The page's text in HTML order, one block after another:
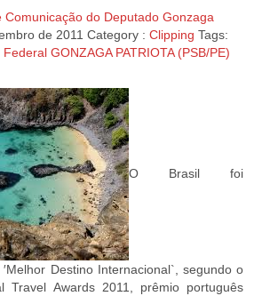
Comunicação do Deputado Gonzaga
de 2011 Category : Clipping Tags:
GONZAGA PATRIOTA (PSB/PE)
O Brasil foi
Destino Internacional`, segundo o
Travel Awards 2011, prêmio português